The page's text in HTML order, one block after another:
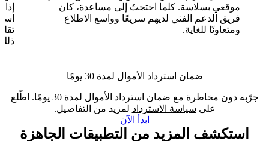
موقعي بسلاسة. كلما احتجتُ إلى مساعدة، كان
فريق الدعم الفني لديهم سريعًا وواسع الاطلاع
ومتعاونًا للغاية.
ضمان استرداد الأموال لمدة 30 يومًا
جرّبه دون مخاطرة مع ضمان استرداد الأموال لمدة 30 يومًا. اطّلع
على سياسة الاسترداد لمزيد من التفاصيل.
ابدأ الآن
استكشف المزيد من التطبيقات الجاهزة